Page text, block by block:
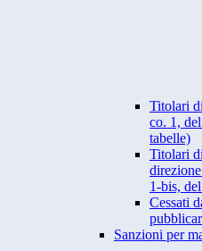
Titolari
co. 1,
tabelle)
Titolari
1-bis,
Cessati
Sanzioni per